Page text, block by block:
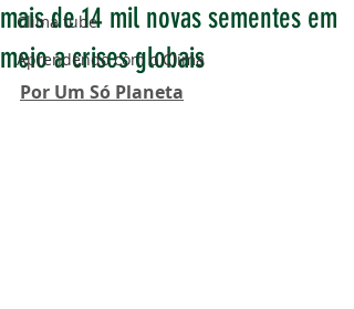
Clima tube
Aprendendo com o Clima
mais de 14 mil novas sementes em
meio a crises globais
Por Um Só Planeta